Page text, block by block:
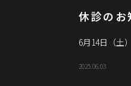
休診のお
6月14日（土
2025.06.03